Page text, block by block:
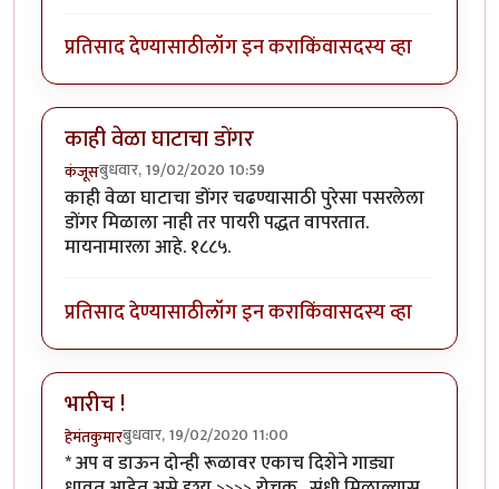
प्रतिसाद देण्यासाठीलॉग इन कराकिंवासदस्य व्हा
काही वेळा घाटाचा डोंगर
कंजूसबुधवार, 19/02/2020 10:59
काही वेळा घाटाचा डोंगर चढण्यासाठी पुरेसा पसरलेला
डोंगर मिळाला नाही तर पायरी पद्धत वापरतात.
मायनामारला आहे. १८८५.
प्रतिसाद देण्यासाठीलॉग इन कराकिंवासदस्य व्हा
भारीच !
हेमंतकुमारबुधवार, 19/02/2020 11:00
* अप व डाऊन दोन्ही रूळावर एकाच दिशेने गाड्या